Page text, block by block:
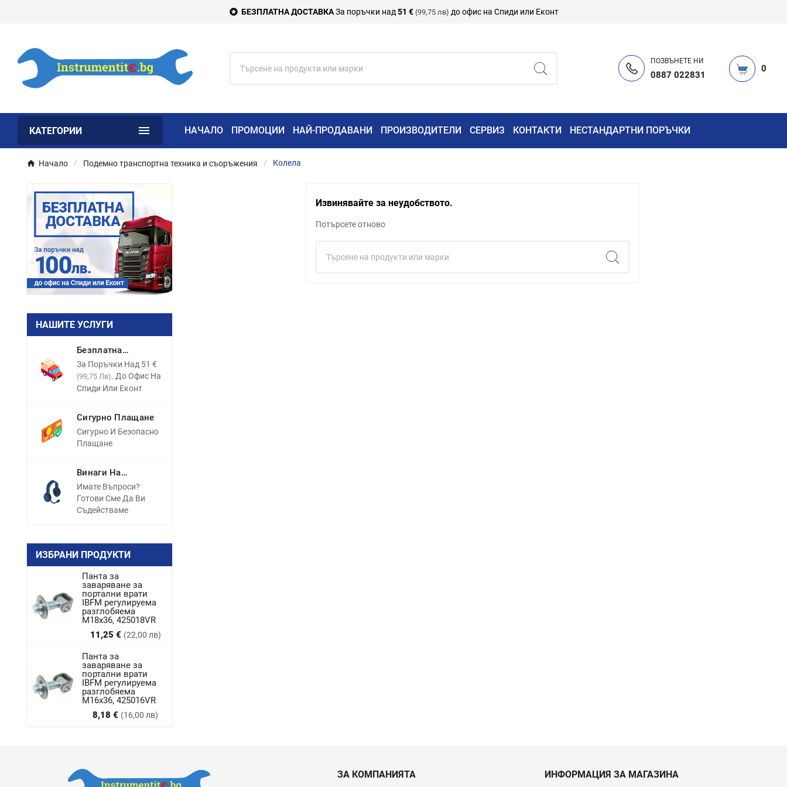
 БЕЗПЛАТНА ДОСТАВКАЗа поръчки над 51 € (99,75 лв) до офис на Спиди или Еконт
ПОЗВЪНЕТЕ НИ
0887 022831
0
КАТЕГОРИИ  НАЧАЛО ПРОМОЦИИ НАЙ-ПРОДАВАНИ ПРОИЗВОДИТЕЛИ СЕРВИЗ КОНТАКТИ НЕСТАНДАРТНИ ПОРЪЧКИ
Начало Подемно транспортна техника и съоръжения Колела
НАШИТЕ УСЛУГИ
Безплатна
Доставка
За Поръчки Над 51 €
(99,75 Лв). До Офис На
Спиди Или Еконт
Сигурно Плащане
Сигурно И Безопасно
Плащане
Винаги На
Разположение
Имате Въпроси?
Готови Сме Да Ви
Съдействаме
ИЗБРАНИ ПРОДУКТИ
Панта за
заваряване за
портални врати
IBFM регулируема
разглобяема
M18x36, 425018VR
11,25 € (22,00 лв)
Цена
Панта за
заваряване за
портални врати
IBFM регулируема
разглобяема
М16х36, 425016VR
8,18 € (16,00 лв)
Цена
Извинявайте за неудобството.
Потърсете отново
ЗА КОМПАНИЯТА ИНФОРМАЦИЯ ЗА МАГАЗИНА